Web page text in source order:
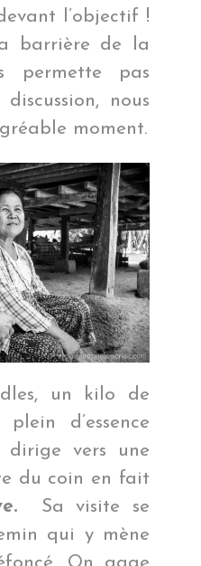
l’objectif !
barrière de la
permette pas
nous
moment.
un kilo de
d’essence
vers une
du coin en fait
Sa visite se
qui y mène